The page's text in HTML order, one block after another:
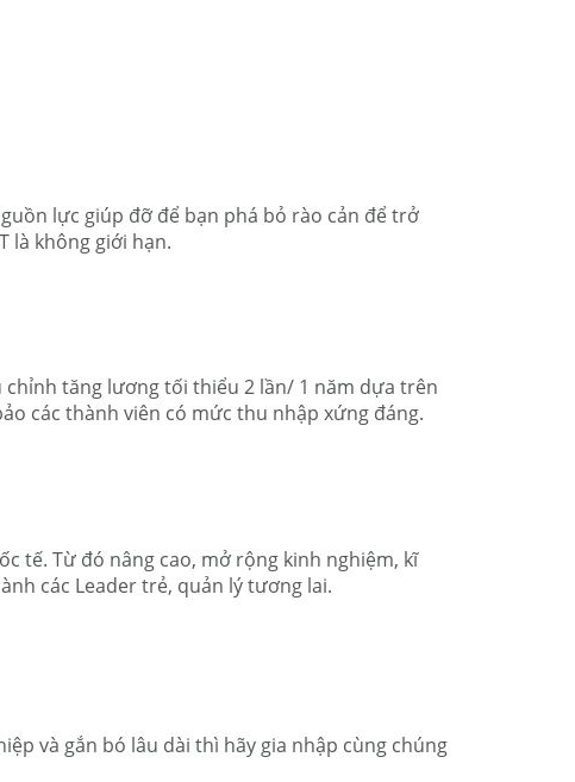
lực giúp đỡ để bạn phá bỏ rào cản để trở
là không giới hạn.
chỉnh tăng lương tối thiểu 2 lần/ 1 năm dựa trên
các thành viên có mức thu nhập xứng đáng.
tế. Từ đó nâng cao, mở rộng kinh nghiệm, kĩ
các Leader trẻ, quản lý tương lai.
và gắn bó lâu dài thì hãy gia nhập cùng chúng